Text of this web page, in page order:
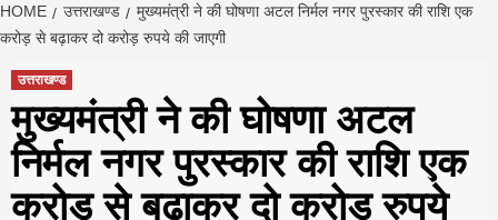
HOME उत्तराखण्ड
मुख्यमंत्री ने की घोषणा अटल निर्मल नगर पुरस्कार की राशि एक
करोड़ से बढ़ाकर दो करोड़ रुपये की जाएगी
उत्तराखण्ड
मुख्यमंत्री ने की घोषणा अटल
निर्मल नगर पुरस्कार की राशि एक
करोड़ से बढ़ाकर दो करोड़ रुपये